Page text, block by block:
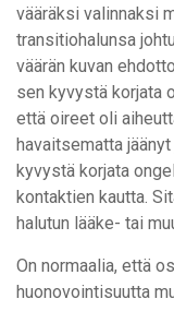
vääräksi valinnaksi
transitiohalunsa
väärän kuvan
sen kyvystä korjata
että oireet oli
havaitsematta
kyvystä korjata
kontaktien kautta.
halutun lääke- tai
On normaalia, että
huonovointisuutta